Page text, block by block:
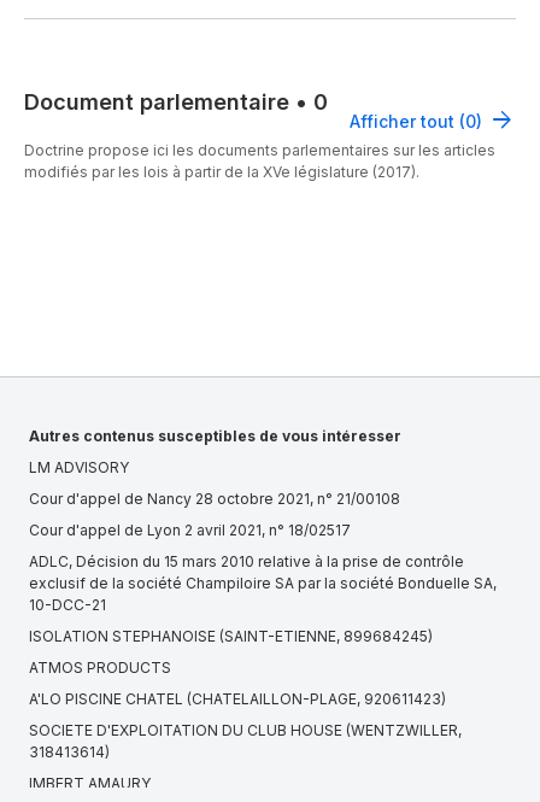
Document parlementaire • 0
Afficher tout (0)
Doctrine propose ici les documents parlementaires sur les articles
modifiés par les lois à partir de la XVe législature (2017).
Autres contenus susceptibles de vous intéresser
LM ADVISORY
Cour d'appel de Nancy 28 octobre 2021, n° 21/00108
Cour d'appel de Lyon 2 avril 2021, n° 18/02517
ADLC, Décision du 15 mars 2010 relative à la prise de contrôle
exclusif de la société Champiloire SA par la société Bonduelle SA,
10-DCC-21
ISOLATION STEPHANOISE (SAINT-ETIENNE, 899684245)
ATMOS PRODUCTS
A'LO PISCINE CHATEL (CHATELAILLON-PLAGE, 920611423)
SOCIETE D'EXPLOITATION DU CLUB HOUSE (WENTZWILLER,
318413614)
IMBERT AMAURY